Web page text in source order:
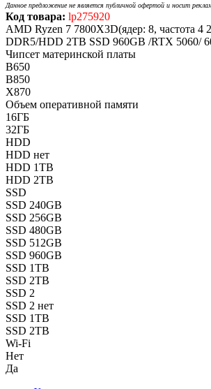
Данное предложение не является публичной офертой и носит
Код товара: lp275920
AMD Ryzen 7 7800X3D(ядер: 8, частота
DDR5/HDD 2TB SSD 960GB /RTX 5060/
Чипсет материнской платы
B650
B850
X870
Объем оперативной памяти
16ГБ
32ГБ
HDD
HDD нет
HDD 1TB
HDD 2TB
SSD
SSD 240GB
SSD 256GB
SSD 480GB
SSD 512GB
SSD 960GB
SSD 1TB
SSD 2TB
SSD 2
SSD 2 нет
SSD 1TB
SSD 2TB
Wi-Fi
Нет
Да